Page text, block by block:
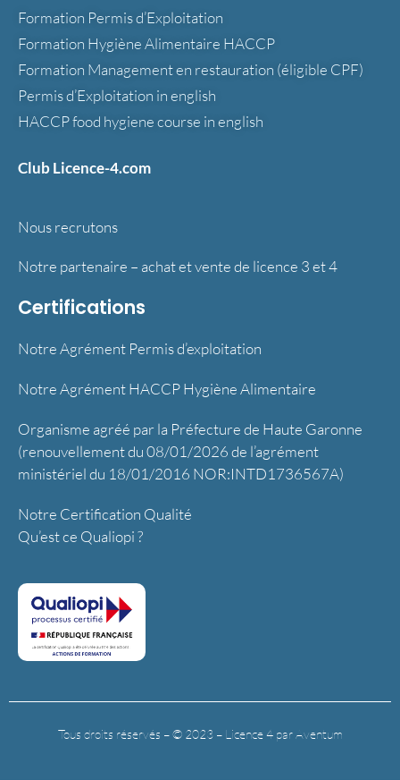
Formation Permis d’Exploitation
Formation Hygiène Alimentaire HACCP
Formation Management en restauration (éligible CPF)
Permis d’Exploitation in english
HACCP food hygiene course in english
Club Licence-4.com
Nous recrutons
Notre partenaire – achat et vente de licence 3 et 4
Certifications
Notre Agrément Permis d’exploitation
Notre Agrément HACCP Hygiène Alimentaire
Organisme agréé par la Préfecture de Haute Garonne
(renouvellement du 08/01/2026 de l’agrément
ministériel du 18/01/2016 NOR:INTD1736567A)
Notre Certification Qualité
Qu’est ce Qualiopi ?
Tous droits réservés – © 2023 – Licence 4 par Aventum